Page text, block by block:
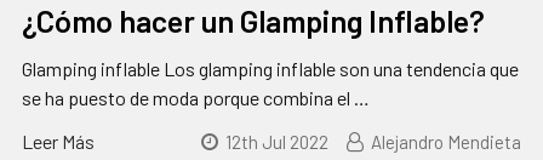
¿Cómo hacer un Glamping Inflable?
Glamping inflable Los glamping inflable son una tendencia que
se ha puesto de moda porque combina el …
Leer Más
12th Jul 2022 Alejandro Mendieta